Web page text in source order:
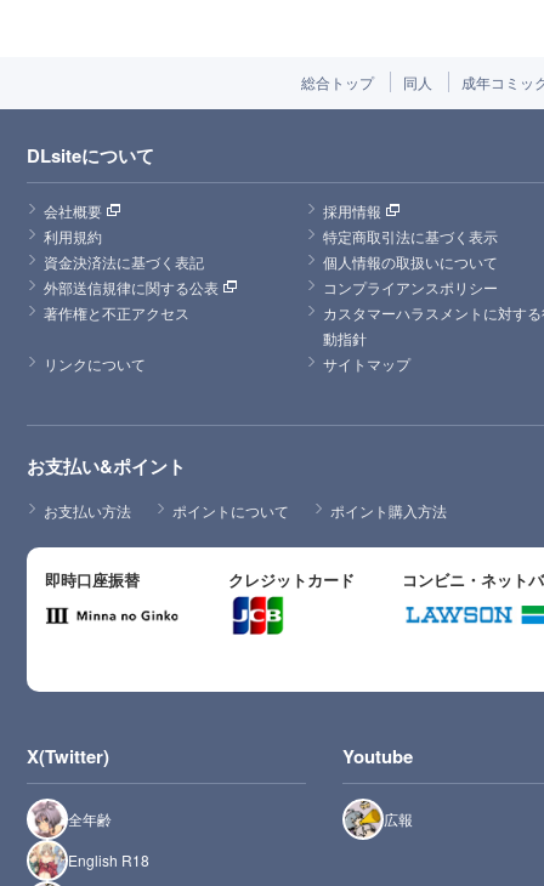
総合トップ 同人 成年コミッ
DLsiteについて
会社概要
採用情報
利用規約
特定商取引法に基づく表示
資金決済法に基づく表記
個人情報の取扱いについて
外部送信規律に関する公表
コンプライアンスポリシー
著作権と不正アクセス
カスタマーハラスメントに対す
動指針
リンクについて
サイトマップ
お支払い&ポイント
お支払い方法 ポイントについて ポイント購入方法
即時口座振替 クレジットカード コンビニ・ネット
X(Twitter)
全年齢
English R18
Youtube
広報